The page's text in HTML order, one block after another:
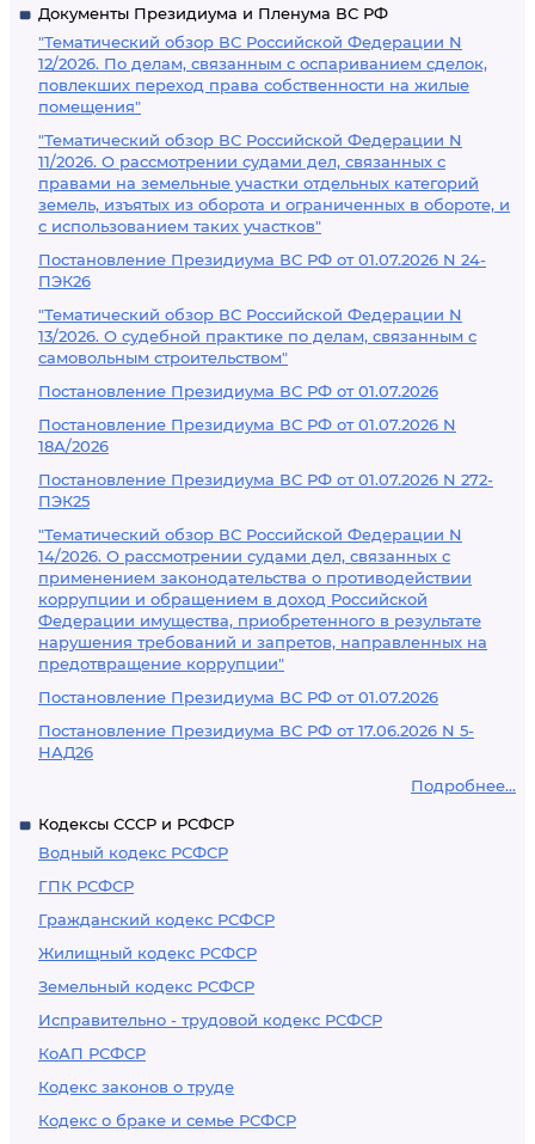
Документы Президиума и Пленума ВС РФ
"Тематический обзор ВС Российской Федерации N
12/2026. По делам, связанным с оспариванием сделок,
повлекших переход права собственности на жилые
помещения"
"Тематический обзор ВС Российской Федерации N
11/2026. О рассмотрении судами дел, связанных с
правами на земельные участки отдельных категорий
земель, изъятых из оборота и ограниченных в обороте, и
с использованием таких участков"
Постановление Президиума ВС РФ от 01.07.2026 N 24-
ПЭК26
"Тематический обзор ВС Российской Федерации N
13/2026. О судебной практике по делам, связанным с
самовольным строительством"
Постановление Президиума ВС РФ от 01.07.2026
Постановление Президиума ВС РФ от 01.07.2026 N
18А/2026
Постановление Президиума ВС РФ от 01.07.2026 N 272-
ПЭК25
"Тематический обзор ВС Российской Федерации N
14/2026. О рассмотрении судами дел, связанных с
применением законодательства о противодействии
коррупции и обращением в доход Российской
Федерации имущества, приобретенного в результате
нарушения требований и запретов, направленных на
предотвращение коррупции"
Постановление Президиума ВС РФ от 01.07.2026
Постановление Президиума ВС РФ от 17.06.2026 N 5-
НАД26
Подробнее...
Кодексы СССР и РСФСР
Водный кодекс РСФСР
ГПК РСФСР
Гражданский кодекс РСФСР
Жилищный кодекс РСФСР
Земельный кодекс РСФСР
Исправительно - трудовой кодекс РСФСР
КоАП РСФСР
Кодекс законов о труде
Кодекс о браке и семье РСФСР